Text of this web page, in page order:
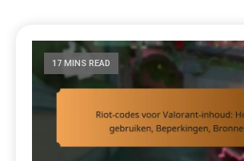
17 MINS READ